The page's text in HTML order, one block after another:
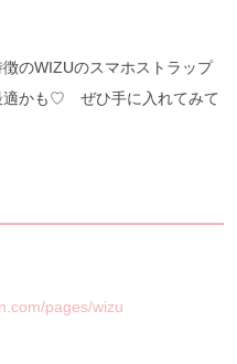
のWIZUのスマホストラップ
適かも♡ ぜひ手に入れてみて
pages/wizu